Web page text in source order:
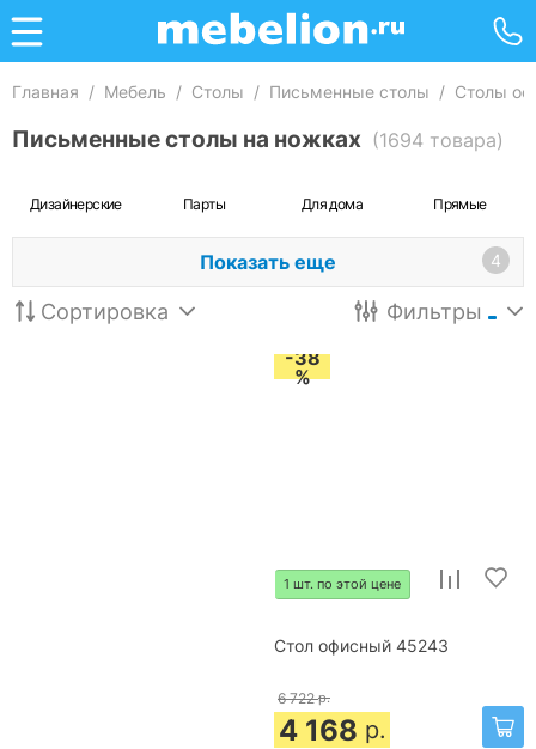
Главная / Мебель / Столы / Письменные столы / Столы
Письменные столы на ножках (1694 товара)
Дизайнерские Парты Для дома Прямые
Показать еще 4
Сортировка Фильтры
-38
%
1 шт. по этой цене
Стол офисный 45243
6 722 р.
4 168 р.